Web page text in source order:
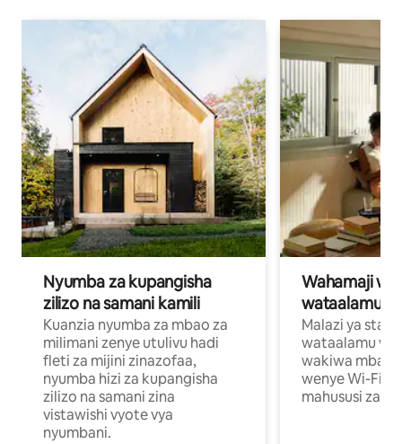
Nyumba za kupangisha
zilizo na samani kamili
Kuanzia nyumba za mbao za
milimani zenye utulivu hadi
fleti za mijini zinazofaa,
nyumba hizi za kupangisha
zilizo na samani zina
vistawishi vyote vya
nyumbani.
Wahamaji
wataalamu
Malazi ya
wataalamu
wakiwa mbali
wenye Wi-Fi
mahususi za